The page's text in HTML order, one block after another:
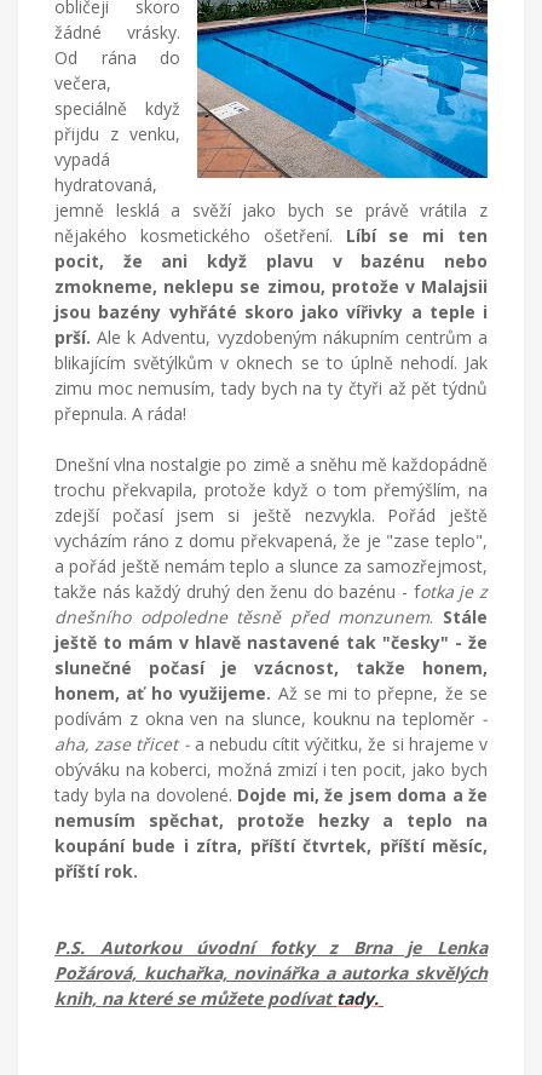
obličeji skoro
žádné vrásky.
Od rána do
večera,
speciálně když
přijdu z venku,
vypadá
hydratovaná,
jemně lesklá a svěží jako bych se právě vrátila z
nějakého kosmetického ošetření. Líbí se mi ten
pocit, že ani když plavu v bazénu nebo
zmokneme, neklepu se zimou, protože v Malajsii
jsou bazény vyhřáté skoro jako vířivky a teple i
prší. Ale k Adventu, vyzdobeným nákupním centrům a
blikajícím světýlkům v oknech se to úplně nehodí. Jak
zimu moc nemusím, tady bych na ty čtyři až pět týdnů
přepnula. A ráda!
Dnešní vlna nostalgie po zimě a sněhu mě každopádně
trochu překvapila, protože když o tom přemýšlím, na
zdejší počasí jsem si ještě nezvykla. Pořád ještě
vycházím ráno z domu překvapená, že je "zase teplo",
a pořád ještě nemám teplo a slunce za samozřejmost,
takže nás každý druhý den ženu do bazénu - fotka je z
dnešního odpoledne těsně před monzunem. Stále
ještě to mám v hlavě nastavené tak "česky" - že
slunečné počasí je vzácnost, takže honem,
honem, ať ho využijeme. Až se mi to přepne, že se
podívám z okna ven na slunce, kouknu na teploměr -
aha, zase třicet -a nebudu cítit výčitku, že si hrajeme v
obýváku na koberci, možná zmizí i ten pocit, jako bych
tady byla na dovolené. Dojde mi, že jsem doma a že
nemusím spěchat, protože hezky a teplo na
koupání bude i zítra, příští čtvrtek, příští měsíc,
příští rok.
P.S. Autorkou úvodní fotky z Brna je Lenka
Požárová, kuchařka, novinářka a autorka skvělých
knih, na které se můžete podívattady.